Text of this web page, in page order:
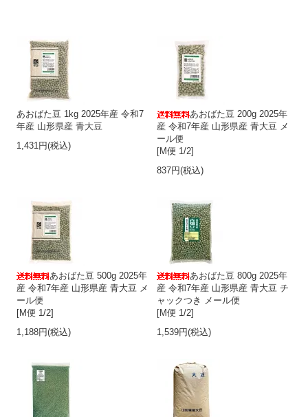
あおばた豆 1kg 2025年産 令和7
年産 山形県産 青大豆
1,431円(税込)
あおばた豆 200g 2025年
産 令和7年産 山形県産 青大豆 メ
ール便
[M便 1/2]
837円(税込)
あおばた豆 500g 2025年
産 令和7年産 山形県産 青大豆 メ
ール便
[M便 1/2]
1,188円(税込)
あおばた豆 800g 2025年
産 令和7年産 山形県産 青大豆 チ
ャックつき メール便
[M便 1/2]
1,539円(税込)